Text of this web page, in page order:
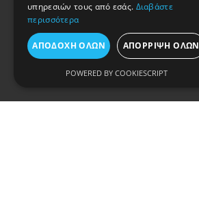
Πληροφορίες
υπηρεσιών τους από εσάς. Διαβάστε
περισσότερα
ΑΠΟΔΟΧΉ ΌΛΩΝ ΑΠΌΡΡΙΨΗ ΌΛΩΝ
POWERED BY COOKIESCRIPT